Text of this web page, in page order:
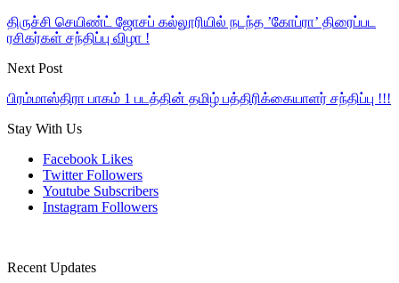
திருச்சி செயிண்ட் ஜோசப் கல்லூரியில் நடந்த ’கோப்ரா’ திரைப்பட
ரசிகர்கள் சந்திப்பு விழா !
Next Post
பிரம்மாஸ்திரா பாகம் 1 படத்தின் தமிழ் பத்திரிக்கையாளர் சந்திப்பு !!!
Stay With Us
Facebook Likes
Twitter Followers
Youtube Subscribers
Instagram Followers
Recent Updates